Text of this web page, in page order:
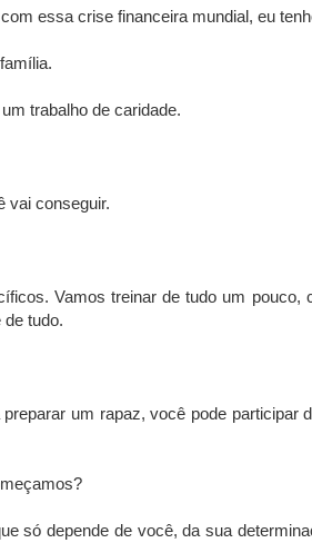
essa crise financeira mundial, eu
trabalho de caridade.
vai conseguir.
Vamos treinar de tudo um pouco,
tudo.
um rapaz, você pode participar
só depende de você, da sua